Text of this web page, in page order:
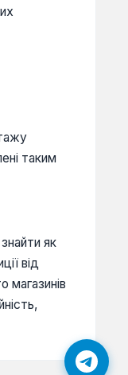
таким
як
від
магазинів